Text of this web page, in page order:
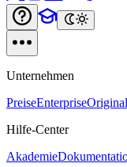
Unternehmen
PreiseEnterprise
Hilfe-Center
Akademie